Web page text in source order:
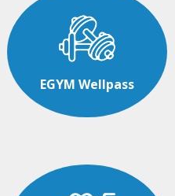
EGYM Wellpass